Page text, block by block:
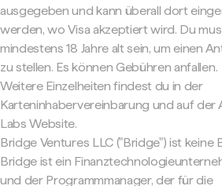
ausgegeben und kann überall dort
werden, wo Visa akzeptiert wird. Du
mindestens 18 Jahre alt sein, um einen
zu stellen. Es können Gebühren anfallen.
Weitere Einzelheiten findest du in der
Karteninhabervereinbarung und auf der
Labs Website.
Bridge Ventures LLC ("Bridge") ist keine
Bridge ist ein
und der Programmmanager, der für die